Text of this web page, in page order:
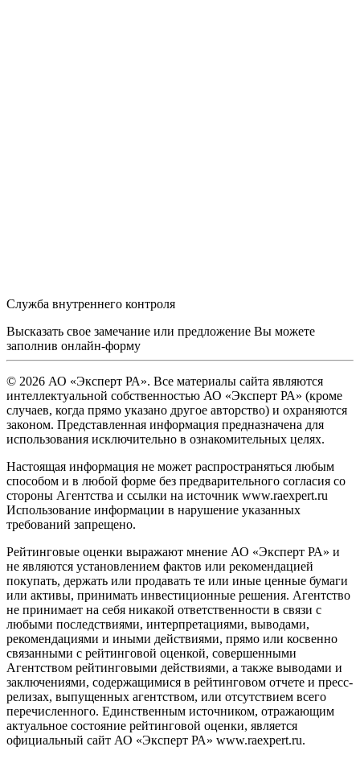
Служба внутреннего контроля
Высказать свое замечание или предложение Вы можете
заполнив онлайн-форму
© 2026 АО «Эксперт РА». Все материалы сайта являются
интеллектуальной собственностью АО «Эксперт РА» (кроме
случаев, когда прямо указано другое авторство) и охраняются
законом. Представленная информация предназначена для
использования исключительно в ознакомительных целях.
Настоящая информация не может распространяться любым
способом и в любой форме без предварительного согласия со
стороны Агентства и ссылки на источник www.raexpert.ru
Использование информации в нарушение указанных
требований запрещено.
Рейтинговые оценки выражают мнение АО «Эксперт РА» и
не являются установлением фактов или рекомендацией
покупать, держать или продавать те или иные ценные бумаги
или активы, принимать инвестиционные решения. Агентство
не принимает на себя никакой ответственности в связи с
любыми последствиями, интерпретациями, выводами,
рекомендациями и иными действиями, прямо или косвенно
связанными с рейтинговой оценкой, совершенными
Агентством рейтинговыми действиями, а также выводами и
заключениями, содержащимися в рейтинговом отчете и пресс-
релизах, выпущенных агентством, или отсутствием всего
перечисленного. Единственным источником, отражающим
актуальное состояние рейтинговой оценки, является
официальный сайт АО «Эксперт РА» www.raexpert.ru.